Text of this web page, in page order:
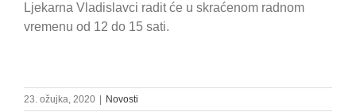
Ljekarna Vladislavci radit će u skraćenom radnom
vremenu od 12 do 15 sati.
23. ožujka, 2020 Novosti